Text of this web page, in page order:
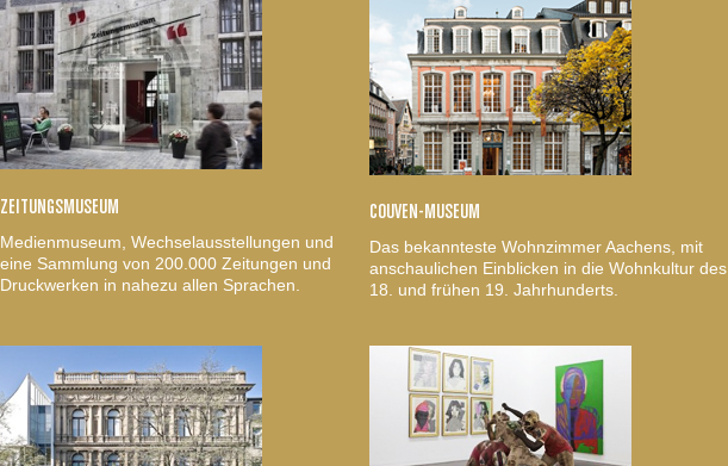
ZEITUNGSMUSEUM
Medienmuseum, Wechselausstellungen und
eine Sammlung von 200.000 Zeitungen und
Druckwerken in nahezu allen Sprachen.
COUVEN-MUSEUM
Das bekannteste Wohnzimmer Aachens, mit
anschaulichen Einblicken in die Wohnkultur des
18. und frühen 19. Jahrhunderts.